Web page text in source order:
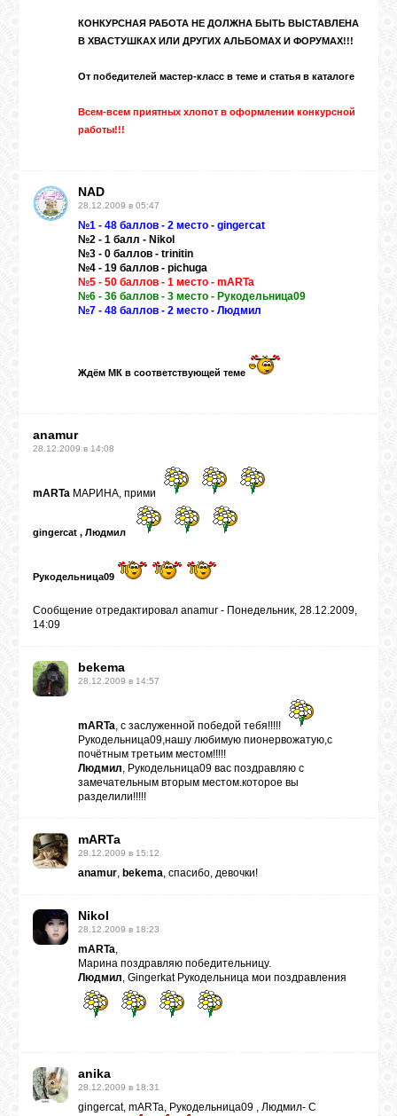
YOUTUBE
КОНКУРСНАЯ РАБОТА НЕ ДОЛЖНА БЫТЬ ВЫСТАВЛЕНА
В ХВАСТУШКАХ ИЛИ ДРУГИХ АЛЬБОМАХ И ФОРУМАХ!!!
От победителей мастер-класс в теме и статья в каталоге
Всем-всем приятных хлопот в оформлении конкурсной
работы!!!
NAD
28.12.2009 в 05:47
№1 - 48 баллов - 2 место - gingercat
№2 - 1 балл - Nikol
№3 - 0 баллов - trinitin
№4 - 19 баллов - pichuga
№5 - 50 баллов - 1 место - mARTa
№6 - 36 баллов - 3 место - Рукодельница09
№7 - 48 баллов - 2 место - Людмил
Ждём МК в соответствующей теме
anamur
28.12.2009 в 14:08
mARTa МАРИНА, прими
gingercat , Людмил
Рукодельница09
Сообщение отредактировал anamur - Понедельник, 28.12.2009,
14:09
bekema
28.12.2009 в 14:57
mARTa, с заслуженной победой тебя!!!!!
Рукодельница09,нашу любимую пионервожатую,с
почётным третьим местом!!!!!
Людмил, Рукодельница09 вас поздравляю с
замечательным вторым местом.которое вы
разделили!!!!!
mARTa
28.12.2009 в 15:12
anamur, bekema, спасибо, девочки!
Nikol
28.12.2009 в 18:23
mARTa,
Марина поздравляю победительницу.
Людмил, Gingerkat Рукодельница мои поздравления
anika
28.12.2009 в 18:31
gingercat, mARTa, Рукодельница09 , Людмил- С